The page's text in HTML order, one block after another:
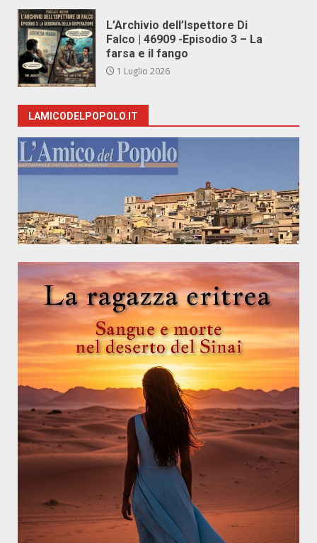
L’Archivio dell’Ispettore Di
Falco | 46909 -Episodio 3 – La
farsa e il fango
1 Luglio 2026
LAMICODELPOPOLO.IT